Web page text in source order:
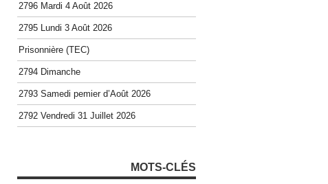
2796 Mardi 4 Août 2026
2795 Lundi 3 Août 2026
Prisonnière (TEC)
2794 Dimanche
2793 Samedi pemier d’Août 2026
2792 Vendredi 31 Juillet 2026
MOTS-CLÉS